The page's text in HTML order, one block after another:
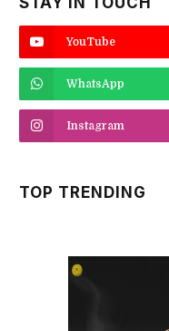
YouTube
WhatsApp
Instagram
TOP TRENDING